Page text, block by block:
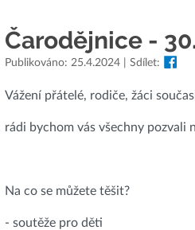
Čarodějnice -
Publikováno: 25.4.2024 | Sdílet:
Vážení přátelé, rodiče, žáci
rádi bychom vás všechny pozvali
Na co se můžete těšit?
- soutěže pro děti